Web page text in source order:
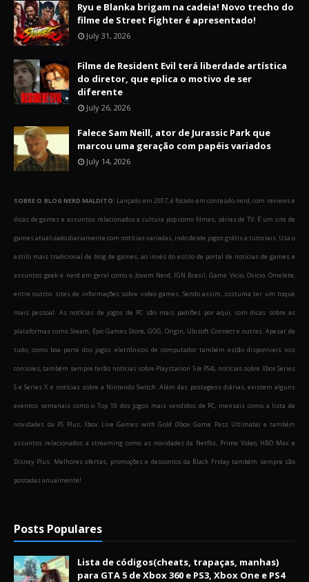
Ryu e Blanka brigam na cadeia! Novo trecho do
filme de Street Fighter é apresentado!
July 31, 2026
Filme de Resident Evil terá liberdade artística
do diretor, que eplica o motivo de ser
diferente
July 26, 2026
Falece Sam Neill, ator de Jurassic Park que
marcou uma geração com papéis variados
July 14, 2026
SOBRE O BLOG NERD MALDITO: Lançado em 2007, é focado em conteúdo nerd, com reviews e
dicas de games e assuntos relacionados a cultura pop como filmes, séries de TV. É um site de
games atualizado diariamente com notícias variadas, indo desde jogos grátis a tutoriais. Usa o
estilo mais tradicional de blog de games, ao invés do estilo de portal de notícias de games e
assuntos geek e nerd em geral como o Jovem Nerd, IGN Brasil, Game Vicio, Ovicio, Omelete,
entre outros sites de informações sobre video games. Sendo assim, costuma ter um toque
mais pessoal. As notícias de jogos de PC são mais padrões por aqui, com dicas sobre as
plataformas como Steam, Epic Games Store, GOG, Origin, Ubisoft Connect e outras. Apesar de
tudo, como boa parte dos jogos eletrônicos de computador também estão disponíveis nos
consoles, também sempre terão notícias sobre Playstation 5 (e PS4), notícias sobre Xbox Series
S e Series X e notícias sobre a Nintendo Switch. Além das postagens diárias, existem alguns
eventos semanais como o Top 10 dos jogos mais vendidos de PC, mensais como a lista de
novidades da PS Plus, Xbox Live Games with Gold (Xbox Game Pass Ultimate) e também
assuntos relacionados a streaming como as novidades da Netflix, Prime Video, HBO Max e
Disney Plus. Melhores ofertas, promoções e descontos da Black Friday também sempre são
postadas anualmente!
Posts Populares
Lista de códigos(cheats, trapaças, manhas)
para GTA 5 de Xbox 360 e PS3, Xbox One e PS4